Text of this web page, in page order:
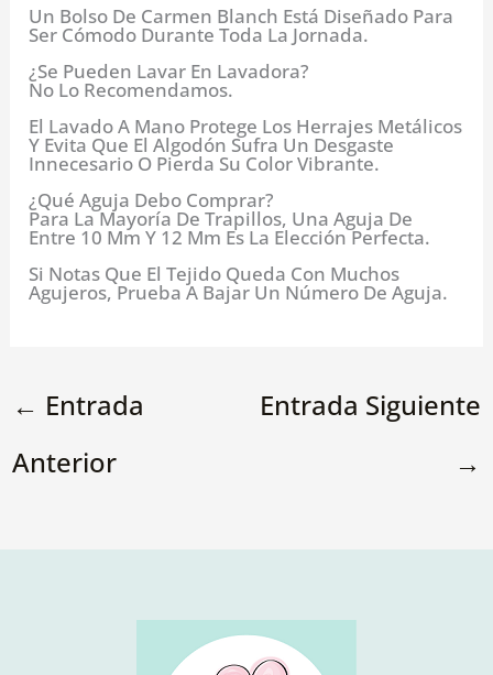
Un Bolso De Carmen Blanch Está Diseñado Para
Ser Cómodo Durante Toda La Jornada.
¿Se Pueden Lavar En Lavadora?
No Lo Recomendamos.
El Lavado A Mano Protege Los Herrajes Metálicos
Y Evita Que El Algodón Sufra Un Desgaste
Innecesario O Pierda Su Color Vibrante.
¿Qué Aguja Debo Comprar?
Para La Mayoría De Trapillos, Una Aguja De
Entre 10 Mm Y 12 Mm Es La Elección Perfecta.
Si Notas Que El Tejido Queda Con Muchos
Agujeros, Prueba A Bajar Un Número De Aguja.
← Entrada
Anterior
Entrada Siguiente
→